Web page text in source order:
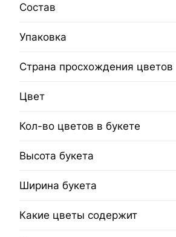
Состав
Упаковка
Страна просхождения цветов
Цвет
Кол-во цветов в букете
Высота букета
Ширина букета
Какие цветы содержит